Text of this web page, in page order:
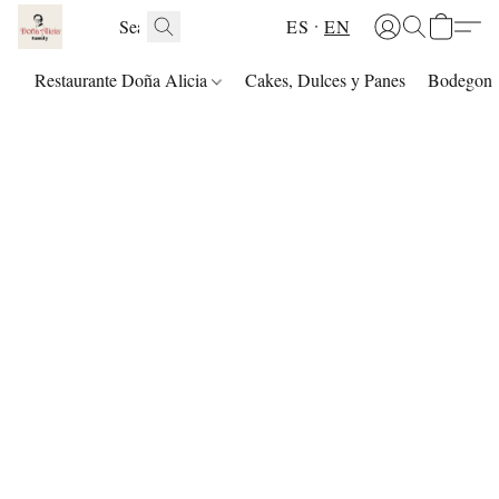
ES EN
Restaurante Doña Alicia Cakes, Dulces y Panes Bodegon